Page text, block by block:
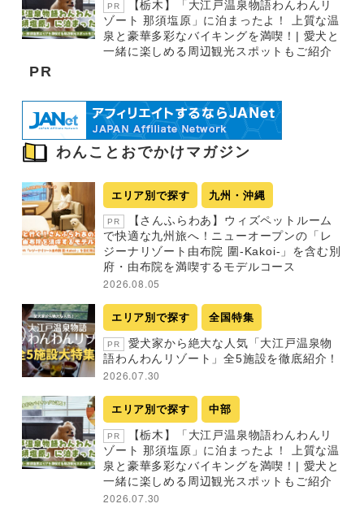
PR
【栃木】「大江戸温泉物語わんわんリ
ゾート 那須塩原」に泊まったよ！ 上質な温
泉と豪華多彩なバイキングを満喫！| 愛犬と
一緒に楽しめる周辺観光スポットもご紹介
PR
わんことおでかけマガジン
エリア別で探す 九州・沖縄
PR
【さんふらわあ】ウィズペットルーム
で快適な九州旅へ！ニューオープンの「レ
ジーナリゾート由布院 圍-Kakoi-」を含む別
府・由布院を満喫するモデルコース
2026.08.05
エリア別で探す 全国特集
PR
愛犬家から絶大な人気「大江戸温泉物
語わんわんリゾート」全5施設を徹底紹介！
2026.07.30
エリア別で探す 中部
PR
【栃木】「大江戸温泉物語わんわんリ
ゾート 那須塩原」に泊まったよ！ 上質な温
泉と豪華多彩なバイキングを満喫！| 愛犬と
一緒に楽しめる周辺観光スポットもご紹介
2026.07.30